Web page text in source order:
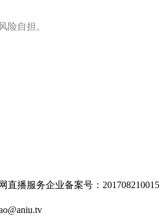
险自担。
直播服务企业备案号：201708210015